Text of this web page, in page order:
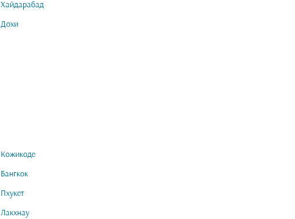
Хайдарабад
Дохи
Кожикоде
Бангкок
Пхукет
Лакхнау